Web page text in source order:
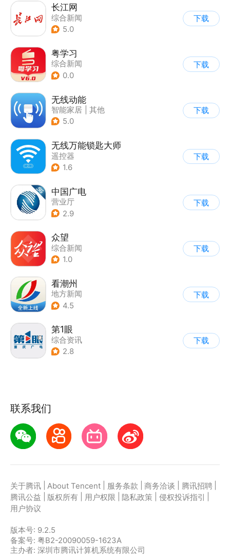
长江网
综合新闻
5.0
下载
粤学习
综合新闻
0.0
下载
无线动能
智能家居
其他
5.0
下载
无线万能锁匙大师
遥控器
1.6
下载
中国广电
营业厅
2.9
下载
众望
综合新闻
1.0
下载
看潮州
地方新闻
4.5
下载
第1眼
综合资讯
2.8
下载
联系我们
关于腾讯 About Tencent 服务条款 商务洽谈 腾讯招聘
腾讯公益
版权所有 用户权限 隐私政策 侵权投诉指引
用户协议
版本号: 9.2.5
备案号: 粤B2-20090059-1623A
主办者: 深圳市腾讯计算机系统有限公司